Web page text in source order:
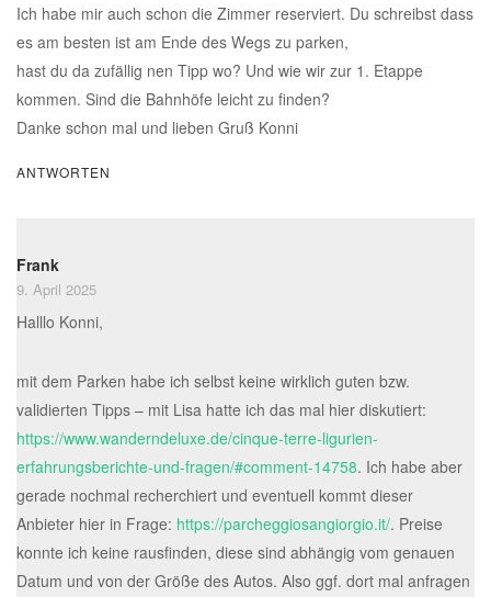
Ich habe mir auch schon die Zimmer reserviert. Du schreibst dass
es am besten ist am Ende des Wegs zu parken,
hast du da zufällig nen Tipp wo? Und wie wir zur 1. Etappe
kommen. Sind die Bahnhöfe leicht zu finden?
Danke schon mal und lieben Gruß Konni
ANTWORTEN
Frank
9. April 2025
Halllo Konni,
mit dem Parken habe ich selbst keine wirklich guten bzw.
validierten Tipps – mit Lisa hatte ich das mal hier diskutiert:
https://www.wanderndeluxe.de/cinque-terre-ligurien-
erfahrungsberichte-und-fragen/#comment-14758. Ich habe aber
gerade nochmal recherchiert und eventuell kommt dieser
Anbieter hier in Frage: https://parcheggiosangiorgio.it/. Preise
konnte ich keine rausfinden, diese sind abhängig vom genauen
Datum und von der Größe des Autos. Also ggf. dort mal anfragen